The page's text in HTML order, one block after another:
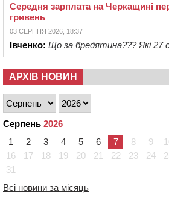
Середня зарплата на Черкащині
гривень
03 СЕРПНЯ 2026, 18:37
Івченко: Що за бредятина??? Які 27
АРХІВ НОВИН
Серпень 2026
1
2 3 4 5 6 7 8 9
16
17 18 19 20 21 22 23 24
31
Всі новини за місяць